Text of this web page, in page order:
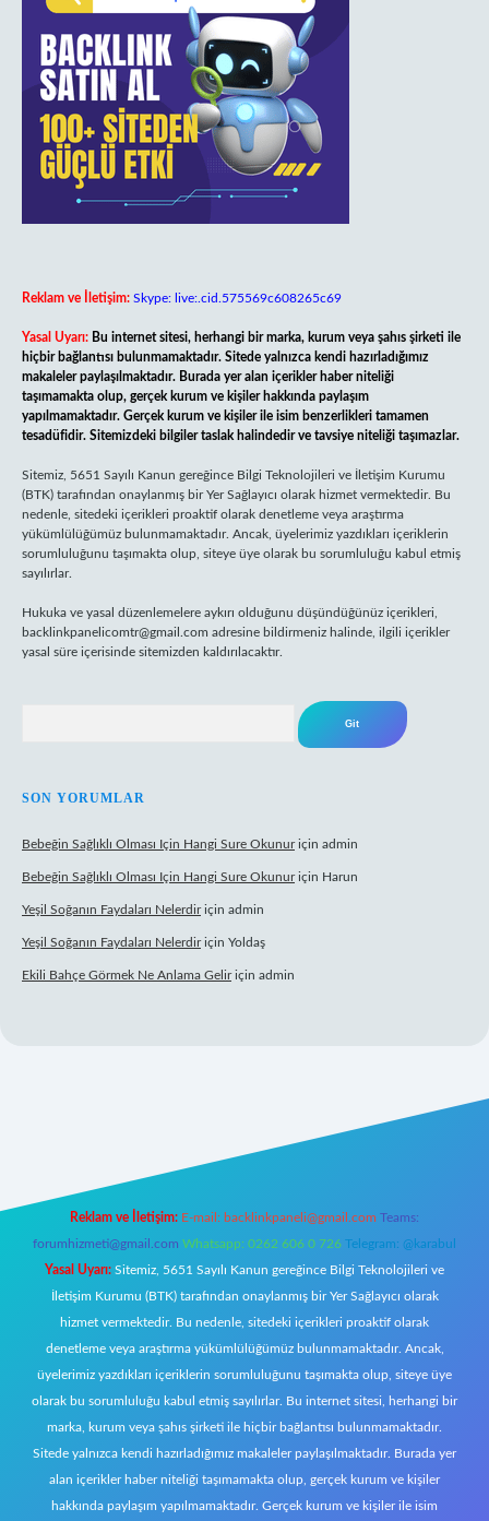
Reklam ve İletişim: Skype: live:.cid.575569c608265c69
Yasal Uyarı: Bu internet sitesi, herhangi bir marka, kurum veya şahıs şirketi ile
hiçbir bağlantısı bulunmamaktadır. Sitede yalnızca kendi hazırladığımız
makaleler paylaşılmaktadır. Burada yer alan içerikler haber niteliği
taşımamakta olup, gerçek kurum ve kişiler hakkında paylaşım
yapılmamaktadır. Gerçek kurum ve kişiler ile isim benzerlikleri tamamen
tesadüfidir. Sitemizdeki bilgiler taslak halindedir ve tavsiye niteliği taşımazlar.
Sitemiz, 5651 Sayılı Kanun gereğince Bilgi Teknolojileri ve İletişim Kurumu
(BTK) tarafından onaylanmış bir Yer Sağlayıcı olarak hizmet vermektedir. Bu
nedenle, sitedeki içerikleri proaktif olarak denetleme veya araştırma
yükümlülüğümüz bulunmamaktadır. Ancak, üyelerimiz yazdıkları içeriklerin
sorumluluğunu taşımakta olup, siteye üye olarak bu sorumluluğu kabul etmiş
sayılırlar.
Hukuka ve yasal düzenlemelere aykırı olduğunu düşündüğünüz içerikleri,
backlinkpanelicomtr@gmail.com adresine bildirmeniz halinde, ilgili içerikler
yasal süre içerisinde sitemizden kaldırılacaktır.
SON YORUMLAR
Bebeğin Sağlıklı Olması Için Hangi Sure Okunuriçin admin
Bebeğin Sağlıklı Olması Için Hangi Sure Okunuriçin Harun
Yeşil Soğanın Faydaları Nelerdiriçin admin
Yeşil Soğanın Faydaları Nelerdiriçin Yoldaş
Ekili Bahçe Görmek Ne Anlama Geliriçin admin
Reklam ve İletişim: E-mail: backlinkpaneli@gmail.com Teams:
forumhizmeti@gmail.com Whatsapp: 0262 606 0 726 Telegram: @karabul
Yasal Uyarı: Sitemiz, 5651 Sayılı Kanun gereğince Bilgi Teknolojileri ve
İletişim Kurumu (BTK) tarafından onaylanmış bir Yer Sağlayıcı olarak
hizmet vermektedir. Bu nedenle, sitedeki içerikleri proaktif olarak
denetleme veya araştırma yükümlülüğümüz bulunmamaktadır. Ancak,
üyelerimiz yazdıkları içeriklerin sorumluluğunu taşımakta olup, siteye üye
olarak bu sorumluluğu kabul etmiş sayılırlar. Bu internet sitesi, herhangi bir
marka, kurum veya şahıs şirketi ile hiçbir bağlantısı bulunmamaktadır.
Sitede yalnızca kendi hazırladığımız makaleler paylaşılmaktadır. Burada yer
alan içerikler haber niteliği taşımamakta olup, gerçek kurum ve kişiler
hakkında paylaşım yapılmamaktadır. Gerçek kurum ve kişiler ile isim